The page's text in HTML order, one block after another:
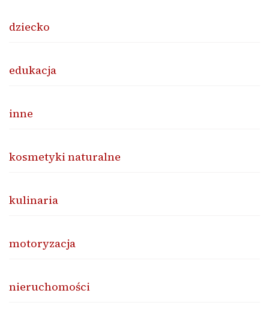
dziecko
edukacja
inne
kosmetyki naturalne
kulinaria
motoryzacja
nieruchomości